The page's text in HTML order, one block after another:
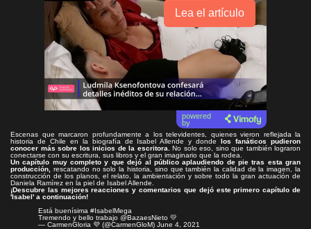
Lea el artículo
powered
by
Escenas que marcaron profundamente a los televidentes, quienes vieron reflejada la
historia de Chile en la biografía de Isabel Allende y dondelos fanáticos pudieron
conocer más sobre los inicios de la escritora.
No solo eso, sino que también lograron
conectarse con su escritura, sus libros y el gran imaginario que la rodea.
Un capítulo muy completo y que dejó al público aplaudiendo de pie tras esta gran
producción,
rescatando no solo la historia, sino que también la calidad de la imagen, la
construcción de los planos, el relato, la ambientación y sobre todo la gran actuación de
Daniela Ramírez en la piel de Isabel Allende.
¡Descubre las mejores reacciones y comentarios que dejó este primero capítulo de
'Isabel' a continuación!
Está buenísima #IsabelMega
Tremendo y bello trabajo @BazaesNieto 💛
— CarmenGloria 💜 (@CarmenGloM) June 4, 2021